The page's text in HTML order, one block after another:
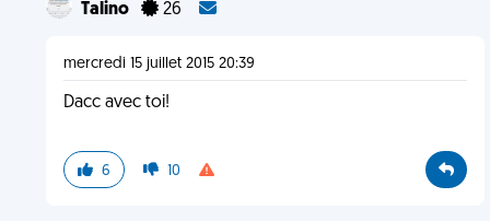
Talino 26
mercredi 15 juillet 2015 20:39
Dacc avec toi!
6 10